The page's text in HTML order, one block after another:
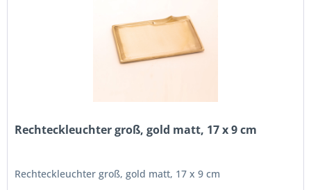
Rechteckleuchter groß, gold matt, 17 x 9 cm
Rechteckleuchter groß, gold matt, 17 x 9 cm